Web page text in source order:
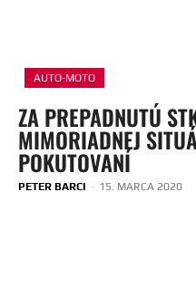
AUTO-MOTO
ZA PREPADNUTÚ
MIMORIADNEJ
POKUTOVANÍ
PETER BARCI - 15. MARCA 2020